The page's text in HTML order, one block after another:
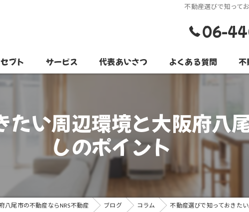
不動産選びで知って
06-
プト サービス 代表あいさつ よくある質問 不
たい周辺環境と大阪府八
しのポイント
八尾市の不動産ならNRS不動産 ブログ コラム 不動産選びで知っておきた